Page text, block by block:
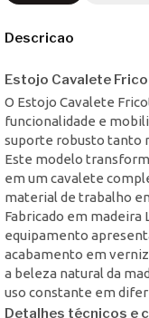
Descricao
Estojo Cavalete
O Estojo Cavalete
funcionalidade e
suporte robusto tanto
Este modelo
em um cavalete
material de trabalho
Fabricado em
equipamento
acabamento em
a beleza natural da
uso constante em
Detalhes técnicos e